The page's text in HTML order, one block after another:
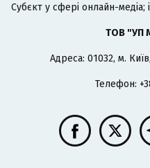
Cубєкт у сфері онлайн-медіа;
ТОВ "УП
Адреса: 01032, м.
Телефон: